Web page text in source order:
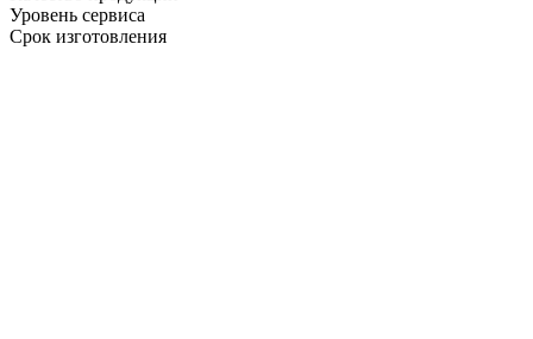
Уровень сервиса
Срок изготовления